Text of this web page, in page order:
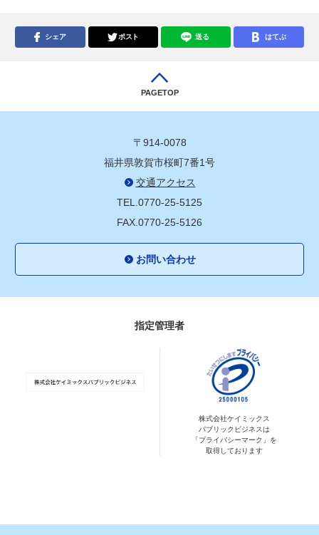
シェア ポスト 送る はてぶ
PAGETOP
〒914-0078
福井県敦賀市桜町7番1号
交通アクセス
TEL.0770-25-5125
FAX.0770-25-5126
お問い合わせ
指定管理者
株式会社ケイミックス
パブリックビジネスは
「プライバシーマーク」を
取得しております